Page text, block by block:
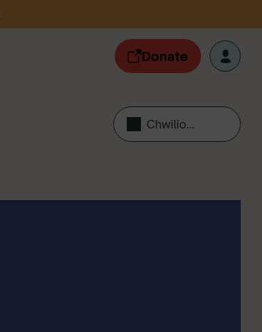
Donate
Chwilio...